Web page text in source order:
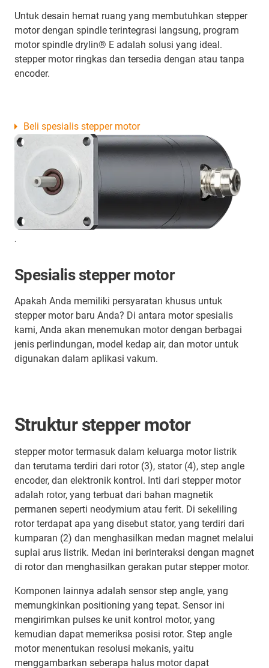
Untuk desain hemat ruang yang membutuhkan stepper
motor dengan spindle terintegrasi langsung, program
motor spindle drylin® E adalah solusi yang ideal.
stepper motor ringkas dan tersedia dengan atau tanpa
encoder.
.
Spesialis stepper motor
Apakah Anda memiliki persyaratan khusus untuk
stepper motor baru Anda? Di antara motor spesialis
kami, Anda akan menemukan motor dengan berbagai
jenis perlindungan, model kedap air, dan motor untuk
digunakan dalam aplikasi vakum.
Beli spesialis stepper motor
Struktur stepper motor
stepper motor termasuk dalam keluarga motor listrik
dan terutama terdiri dari rotor (3), stator (4), step angle
encoder, dan elektronik kontrol. Inti dari stepper motor
adalah rotor, yang terbuat dari bahan magnetik
permanen seperti neodymium atau ferit. Di sekeliling
rotor terdapat apa yang disebut stator, yang terdiri dari
kumparan (2) dan menghasilkan medan magnet melalui
suplai arus listrik. Medan ini berinteraksi dengan magnet
di rotor dan menghasilkan gerakan putar stepper motor.
Komponen lainnya adalah sensor step angle, yang
memungkinkan positioning yang tepat. Sensor ini
mengirimkan pulses ke unit kontrol motor, yang
kemudian dapat memeriksa posisi rotor. Step angle
motor menentukan resolusi mekanis, yaitu
menggambarkan seberapa halus motor dapat